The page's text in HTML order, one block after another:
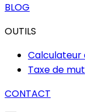
BLOG
OUTILS
Taxe de
CONTACT